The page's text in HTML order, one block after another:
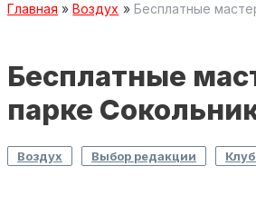
Главная Воздух Бесплатные
Бесплатные
парке
Воздух Выбор редакции